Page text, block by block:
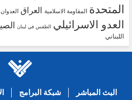
المتحدة المقاومة الاسلامية العراق
العدو الاسرائيلي الطقس في لبنان
اللبناني
البث المباشر شبكة البرامج